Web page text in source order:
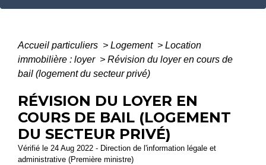
Accueil particuliers > Logement > Location
immobilière : loyer > Révision du loyer en cours de
bail (logement du secteur privé)
RÉVISION DU LOYER EN
COURS DE BAIL (LOGEMENT
DU SECTEUR PRIVÉ)
Vérifié le 24 Aug 2022 - Direction de l'information légale et
administrative (Première ministre)